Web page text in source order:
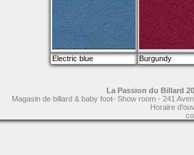
Electric blue Burgundy
La Passion du Billard
Magasin de billard & baby foot- Show room - 241
Horaire